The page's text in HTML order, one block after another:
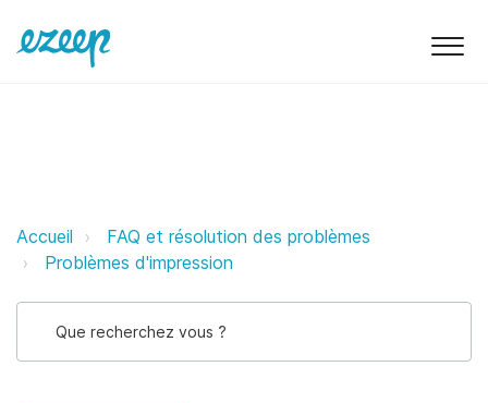
Résolution des problèmes
Accueil
FAQ et résolution des problèmes
Problèmes d'impression